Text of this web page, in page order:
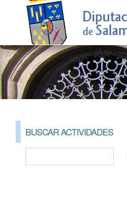
BUSCAR ACTIVIDADES